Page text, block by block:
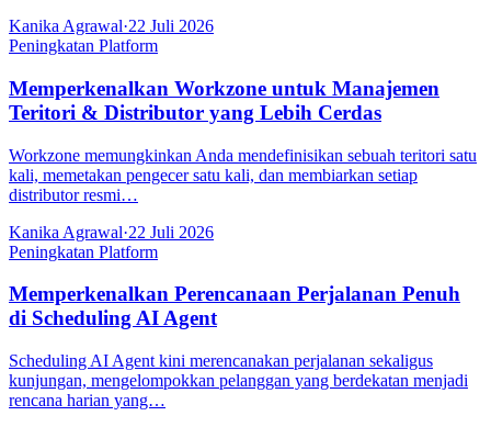
Kanika Agrawal·22 Juli 2026
Peningkatan Platform
Memperkenalkan Workzone untuk Manajemen
Teritori & Distributor yang Lebih Cerdas
Workzone memungkinkan Anda mendefinisikan sebuah teritori satu
kali, memetakan pengecer satu kali, dan membiarkan setiap
distributor resmi…
Kanika Agrawal·22 Juli 2026
Peningkatan Platform
Memperkenalkan Perencanaan Perjalanan Penuh
di Scheduling AI Agent
Scheduling AI Agent kini merencanakan perjalanan sekaligus
kunjungan, mengelompokkan pelanggan yang berdekatan menjadi
rencana harian yang…